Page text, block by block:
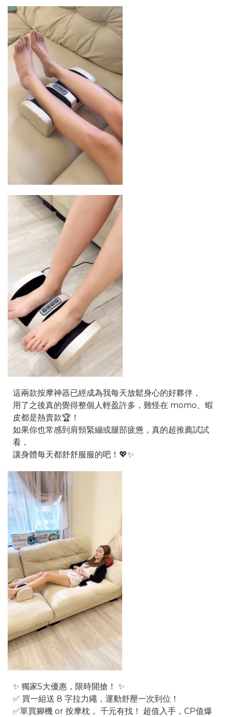
這兩款按摩神器已經成為我每天放鬆身心的好夥伴，
用了之後真的覺得整個人輕盈許多，難怪在 momo、蝦
皮都是熱賣款🏆！
如果你也常感到肩頸緊繃或腿部疲憊，真的超推薦試試
看，
讓身體每天都舒舒服服的吧！💖✨
✨ 獨家5大優惠，限時開搶！ ✨
✅ 買一組送 8 字拉力繩，運動舒壓一次到位！
✅單買腳機 or 按摩枕， 千元有找！ 超值入手，CP值爆